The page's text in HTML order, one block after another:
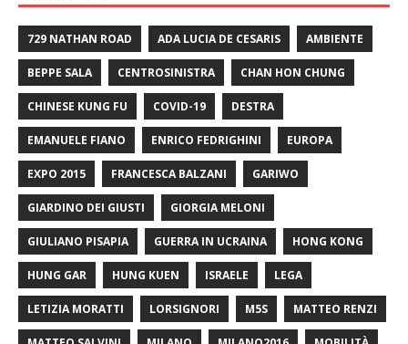
729 NATHAN ROAD ADA LUCIA DE CESARIS AMBIENTE
BEPPE SALA CENTROSINISTRA CHAN HON CHUNG
CHINESE KUNG FU COVID-19 DESTRA
EMANUELE FIANO ENRICO FEDRIGHINI EUROPA
EXPO 2015 FRANCESCA BALZANI GARIWO
GIARDINO DEI GIUSTI GIORGIA MELONI
GIULIANO PISAPIA GUERRA IN UCRAINA HONG KONG
HUNG GAR HUNG KUEN ISRAELE LEGA
LETIZIA MORATTI LORSIGNORI M5S MATTEO RENZI